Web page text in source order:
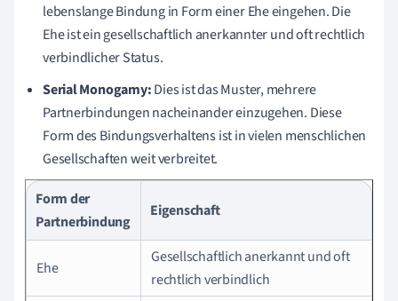
lebenslange Bindung in Form einer Ehe eingehen. Die
Ehe ist ein gesellschaftlich anerkannter und oft rechtlich
verbindlicher Status.
Serial Monogamy:Dies ist das Muster, mehrere
Partnerbindungen nacheinander einzugehen. Diese
Form des Bindungsverhaltens ist in vielen menschlichen
Gesellschaften weit verbreitet.
Form der
Partnerbindung
Eigenschaft
Ehe
Gesellschaftlich anerkannt und oft
rechtlich verbindlich